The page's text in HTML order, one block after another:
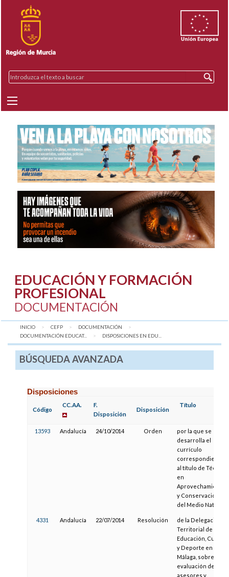
EDUCACIÓN Y FORMACIÓN
PROFESIONAL
DOCUMENTACIÓN
INICIO CEFP
DOCUMENTACIÓN
DOCUMENTACIÓN EDUCAT...
AQUÍ:
DISPOSICIONES EN EDU...
BÚSQUEDA AVANZADA
Disposiciones
Código
CC.AA.
F.
Disposición
Disposición
Título
13593 Andalucía 24/10/2014 Orden
por la que se
desarrolla el
currículo
correspondiente
al título de Técnico
en
Aprovechamiento
y Conservación
del Medio Natural
4331 Andalucía 22/07/2014 Resolución
de la Delegación
Territorial de
Educación, Cultura
y Deporte en
Málaga, sobre
evaluación de
asesores y